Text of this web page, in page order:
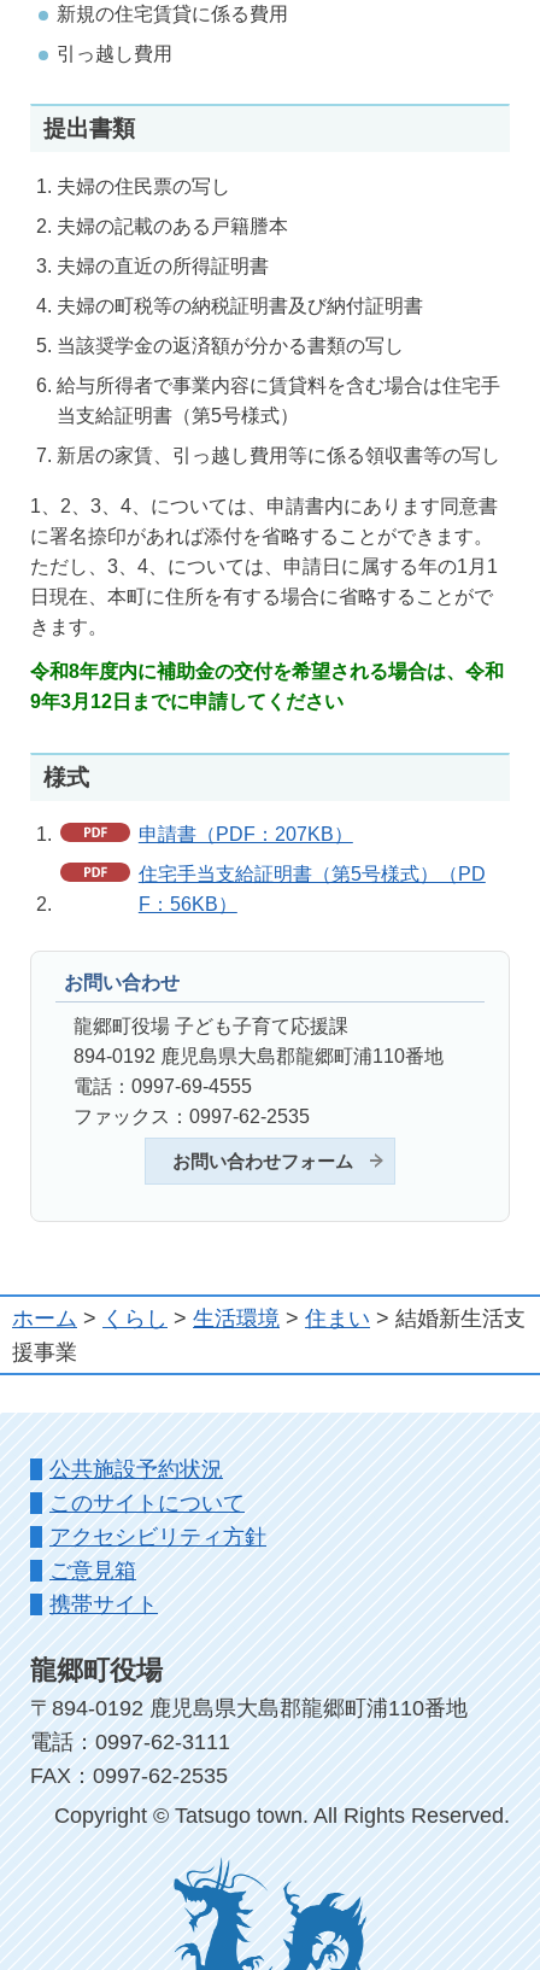
新規の住宅賃貸に係る費用
引っ越し費用
提出書類
夫婦の住民票の写し
夫婦の記載のある戸籍謄本
夫婦の直近の所得証明書
夫婦の町税等の納税証明書及び納付証明書
当該奨学金の返済額が分かる書類の写し
給与所得者で事業内容に賃貸料を含む場合は住宅手
当支給証明書（第5号様式）
新居の家賃、引っ越し費用等に係る領収書等の写し
1、2、3、4、については、申請書内にあります同意書
に署名捺印があれば添付を省略することができます。
ただし、3、4、については、申請日に属する年の1月1
日現在、本町に住所を有する場合に省略することがで
きます。
令和8年度内に補助金の交付を希望される場合は、令和
9年3月12日までに申請してください
様式
申請書（PDF：207KB）
住宅手当支給証明書（第5号様式）（PD
F：56KB）
お問い合わせ
龍郷町役場 子ども子育て応援課
894-0192 鹿児島県大島郡龍郷町浦110番地
電話：0997-69-4555
ファックス：0997-62-2535
お問い合わせフォーム
ホーム > くらし > 生活環境 > 住まい > 結婚新生活支
援事業
公共施設予約状況
このサイトについて
アクセシビリティ方針
ご意見箱
携帯サイト
龍郷町役場
〒894-0192 鹿児島県大島郡龍郷町浦110番地
電話：0997-62-3111
FAX：0997-62-2535
Copyright © Tatsugo town. All Rights Reserved.